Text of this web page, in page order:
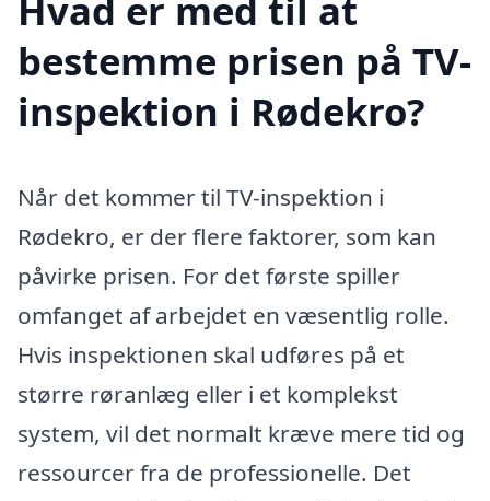
Hvad er med til at
bestemme prisen på TV-
inspektion i Rødekro?
Når det kommer til TV-inspektion i
Rødekro, er der flere faktorer, som kan
påvirke prisen. For det første spiller
omfanget af arbejdet en væsentlig rolle.
Hvis inspektionen skal udføres på et
større røranlæg eller i et komplekst
system, vil det normalt kræve mere tid og
ressourcer fra de professionelle. Det